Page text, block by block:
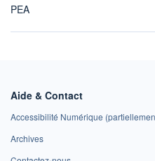
PEA
Aide & Contact
Accessibilité Numérique
Archives